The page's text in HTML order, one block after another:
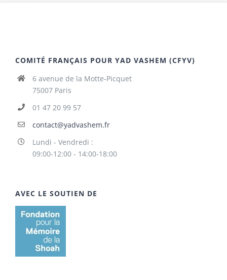
COMITÉ FRANÇAIS POUR YAD VASHEM (CFYV)
6 avenue de la Motte-Picquet
75007 Paris
01 47 20 99 57
contact@yadvashem.fr
Lundi - Vendredi :
09:00-12:00 - 14:00-18:00
AVEC LE SOUTIEN DE